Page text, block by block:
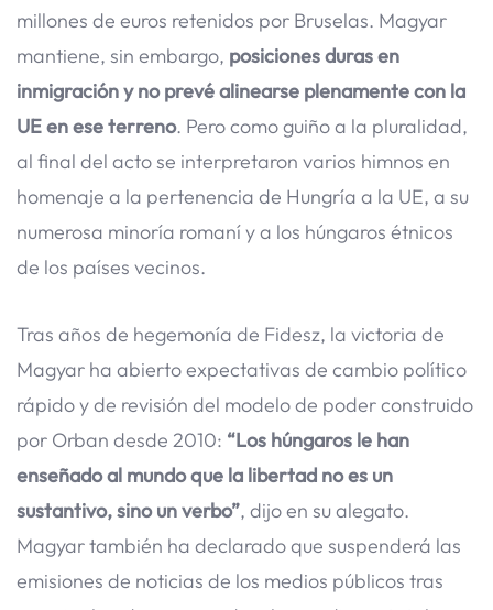
millones de euros retenidos por Bruselas. Magyar
mantiene, sin embargo, posiciones duras en
inmigración y no prevé alinearse plenamente con la
UE en ese terreno. Pero como guiño a la pluralidad,
al final del acto se interpretaron varios himnos en
homenaje a la pertenencia de Hungría a la UE, a su
numerosa minoría romaní y a los húngaros étnicos
de los países vecinos.
Tras años de hegemonía de Fidesz, la victoria de
Magyar ha abierto expectativas de cambio político
rápido y de revisión del modelo de poder construido
por Orban desde 2010: “Los húngaros le han
enseñado al mundo que la libertad no es un
sustantivo, sino un verbo”, dijo en su alegato.
Magyar también ha declarado que suspenderá las
emisiones de noticias de los medios públicos tras